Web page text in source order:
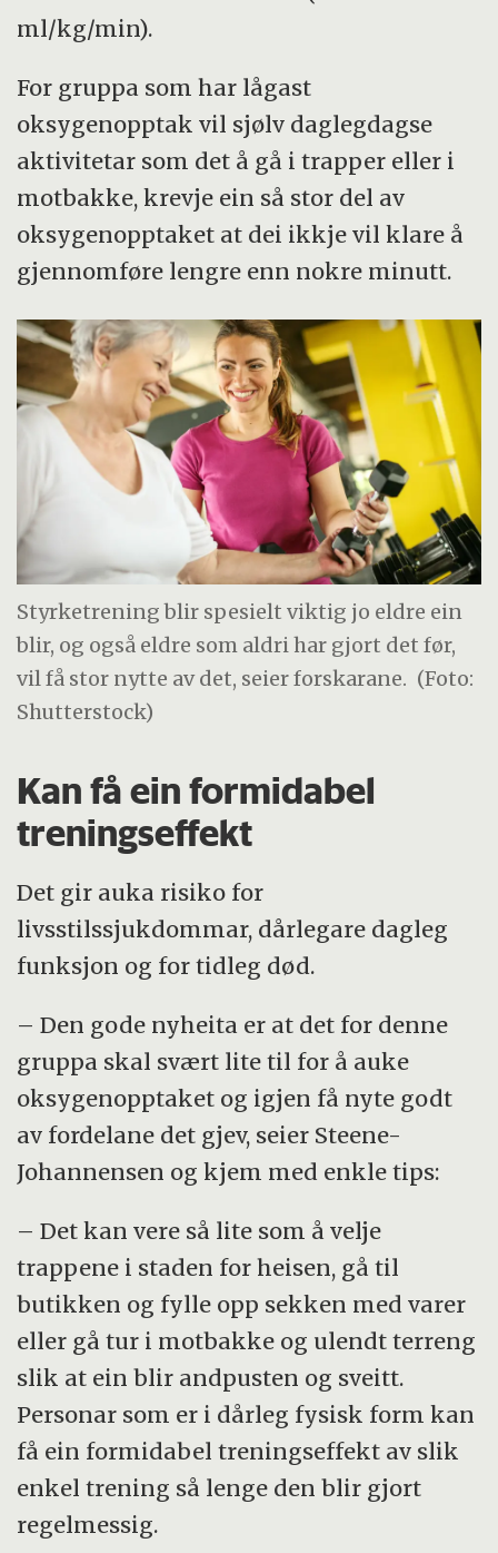
ml/kg/min).
For gruppa som har lågast
oksygenopptak vil sjølv daglegdagse
aktivitetar som det å gå i trapper eller i
motbakke, krevje ein så stor del av
oksygenopptaket at dei ikkje vil klare å
gjennomføre lengre enn nokre minutt.
Styrketrening blir spesielt viktig jo eldre ein
blir, og også eldre som aldri har gjort det før,
vil få stor nytte av det, seier forskarane. (Foto:
Shutterstock)
Kan få ein formidabel
treningseffekt
Det gir auka risiko for
livsstilssjukdommar, dårlegare dagleg
funksjon og for tidleg død.
– Den gode nyheita er at det for denne
gruppa skal svært lite til for å auke
oksygenopptaket og igjen få nyte godt
av fordelane det gjev, seier Steene-
Johannensen og kjem med enkle tips:
– Det kan vere så lite som å velje
trappene i staden for heisen, gå til
butikken og fylle opp sekken med varer
eller gå tur i motbakke og ulendt terreng
slik at ein blir andpusten og sveitt.
Personar som er i dårleg fysisk form kan
få ein formidabel treningseffekt av slik
enkel trening så lenge den blir gjort
regelmessig.